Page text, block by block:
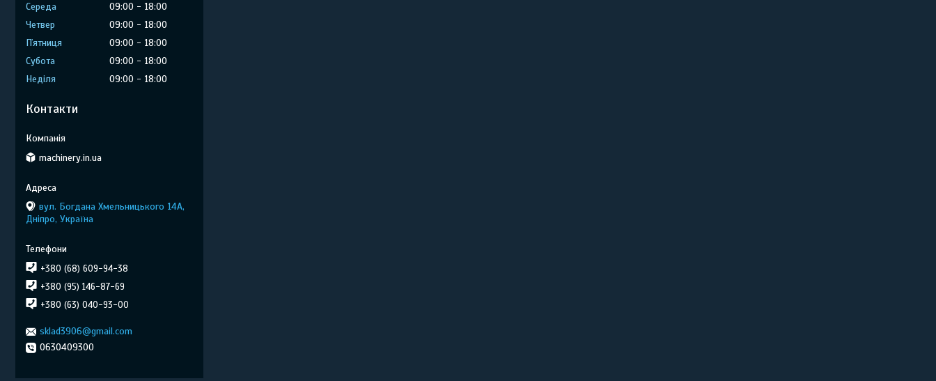
Середа
09:00
18:00
Четвер
09:00
18:00
Пʼятниця
09:00
18:00
Субота
09:00
18:00
Неділя
09:00 18:00
Контакти
machinery.in.ua
вул. Богдана Хмельницького 14А,
Дніпро, Україна
+380 (68) 609-94-38
+380 (95) 146-87-69
+380 (63) 040-93-00
sklad3906@gmail.com
0630409300